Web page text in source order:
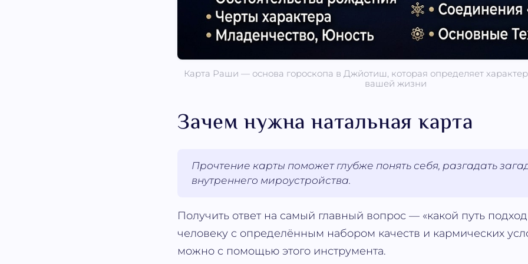
Карта Раши — основа гороскопа в Джйотиш, которая определяет характер
вашей жизни
Зачем нужна натальная карта
Прочтение карты поможет глубже понять себя, разгадать
внутреннего мироустройства.
Получить ответ на самый главный вопрос — «какой путь
человеку с определённым набором качеств и кармических
можно с помощью этого инструмента.